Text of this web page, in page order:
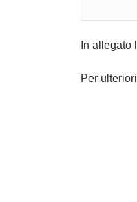
In allegato
Per